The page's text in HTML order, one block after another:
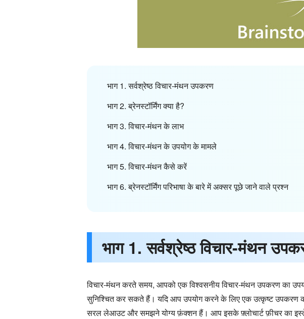
भाग 1. सर्वश्रेष्ठ विचार-मंथन उपकरण
भाग 2. ब्रेनस्टॉर्मिंग क्या है?
भाग 3. विचार-मंथन के लाभ
भाग 4. विचार-मंथन के उपयोग के मामले
भाग 5. विचार-मंथन कैसे करें
भाग 6. ब्रेनस्टॉर्मिंग परिभाषा के बारे में अक्सर पूछे जाने वाले प्रश्न
भाग 1. सर्वश्रेष्ठ विचार-मंथन
विचार-मंथन करते समय, आपको एक विश्वसनीय विचार-मंथन उपकरण का
सुनिश्चित कर सकते हैं। यदि आप उपयोग करने के लिए एक उत्कृष्ट उपकरण
सरल लेआउट और समझने योग्य फ़ंक्शन हैं। आप इसके फ़्लोचार्ट फ़ीचर का